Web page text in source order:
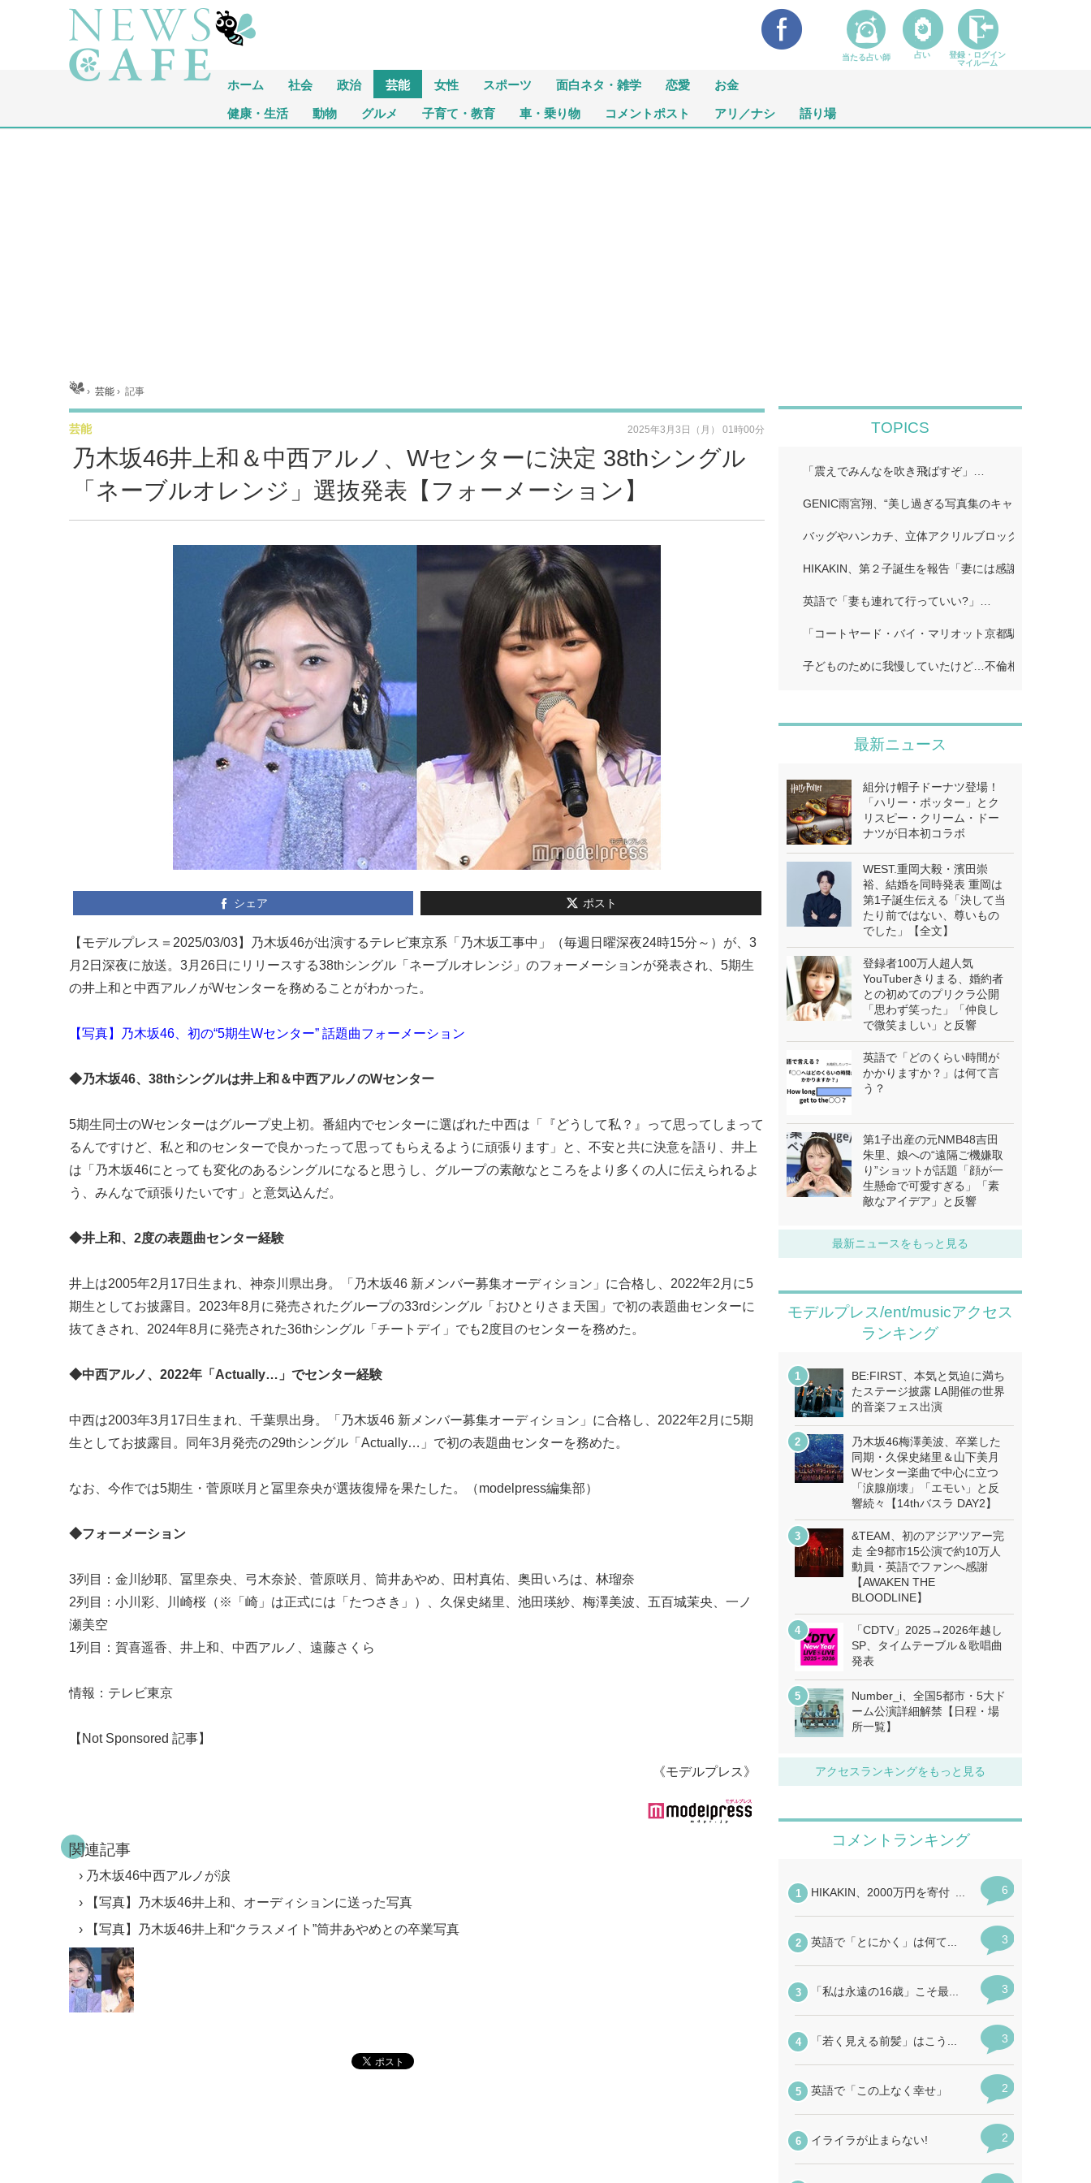
ホーム 社会 政治 芸能 女性 スポーツ 面白ネタ・雑学 恋愛 お金
健康・生活 動物 グルメ 子育て・教育 車・乗り物 コメントポスト アリ／ナシ 語り場
ホーム ›芸能 ›記事
乃木坂46井上和＆中西アルノ、Wセンターに決定 38thシングル
「ネーブルオレンジ」選抜発表【フォーメーション】
芸能 2025年3月3日（月） 01時00分
シェア ポスト
【モデルプレス＝2025/03/03】乃木坂46が出演するテレビ東京系「乃木坂工事中」（毎週日曜深夜24時15分～）が、3
月2日深夜に放送。3月26日にリリースする38thシングル「ネーブルオレンジ」のフォーメーションが発表され、5期生
の井上和と中西アルノがWセンターを務めることがわかった。
【写真】乃木坂46、初の“5期生Wセンター” 話題曲フォーメーション
◆乃木坂46、38thシングルは井上和＆中西アルノのWセンター
5期生同士のWセンターはグループ史上初。番組内でセンターに選ばれた中西は「『どうして私？』って思ってしまって
るんですけど、私と和のセンターで良かったって思ってもらえるように頑張ります」と、不安と共に決意を語り、井上
は「乃木坂46にとっても変化のあるシングルになると思うし、グループの素敵なところをより多くの人に伝えられるよ
う、みんなで頑張りたいです」と意気込んだ。
◆井上和、2度の表題曲センター経験
井上は2005年2月17日生まれ、神奈川県出身。「乃木坂46 新メンバー募集オーディション」に合格し、2022年2月に5
期生としてお披露目。2023年8月に発売されたグループの33rdシングル「おひとりさま天国」で初の表題曲センターに
抜てきされ、2024年8月に発売された36thシングル「チートデイ」でも2度目のセンターを務めた。
◆中西アルノ、2022年「Actually…」でセンター経験
中西は2003年3月17日生まれ、千葉県出身。「乃木坂46 新メンバー募集オーディション」に合格し、2022年2月に5期
生としてお披露目。同年3月発売の29thシングル「Actually…」で初の表題曲センターを務めた。
なお、今作では5期生・菅原咲月と冨里奈央が選抜復帰を果たした。（modelpress編集部）
◆フォーメーション
3列目：金川紗耶、冨里奈央、弓木奈於、菅原咲月、筒井あやめ、田村真佑、奥田いろは、林瑠奈
2列目：小川彩、川崎桜（※「崎」は正式には「たつさき」）、久保史緒里、池田瑛紗、梅澤美波、五百城茉央、一ノ
瀬美空
1列目：賀喜遥香、井上和、中西アルノ、遠藤さくら
情報：テレビ東京
【Not Sponsored 記事】
《モデルプレス》
関連記事
乃木坂46中西アルノが涙
【写真】乃木坂46井上和、オーディションに送った写真
【写真】乃木坂46井上和“クラスメイト”筒井あやめとの卒業写真
TOPICS
「震えでみんなを吹き飛ばすぞ」…
GENIC雨宮翔、“美し過ぎる写真集のキャッチコピーに
バッグやハンカチ、立体アクリルブロックなど!…
HIKAKIN、第２子誕生を報告「妻には感謝しかありま
英語で「妻も連れて行っていい?」…
「コートヤード・バイ・マリオット京都駅」…
子どものために我慢していたけど…不倫相手に「離婚
最新ニュース
組分け帽子ドーナツ登場！
「ハリー・ポッター」とク
リスピー・クリーム・ドー
ナツが日本初コラボ
WEST.重岡大毅・濱田崇
裕、結婚を同時発表 重岡は
第1子誕生伝える「決して当
たり前ではない、尊いもの
でした」【全文】
登録者100万人超人気
YouTuberきりまる、婚約者
との初めてのプリクラ公開
「思わず笑った」「仲良し
で微笑ましい」と反響
英語で「どのくらい時間が
かかりますか？」は何て言
う？
第1子出産の元NMB48吉田
朱里、娘への“遠隔ご機嫌取
り”ショットが話題「顔が一
生懸命で可愛すぎる」「素
敵なアイデア」と反響
最新ニュースをもっと見る
モデルプレス/ent/musicアクセス
ランキング
BE:FIRST、本気と気迫に満ち
たステージ披露 LA開催の世界
的音楽フェス出演
乃木坂46梅澤美波、卒業した
同期・久保史緒里＆山下美月
Wセンター楽曲で中心に立つ
「涙腺崩壊」「エモい」と反
響続々【14thバスラ DAY2】
&TEAM、初のアジアツアー完
走 全9都市15公演で約10万人
動員・英語でファンへ感謝
【AWAKEN THE
BLOODLINE】
「CDTV」2025→2026年越し
SP、タイムテーブル＆歌唱曲
発表
Number_i、全国5都市・5大ド
ーム公演詳細解禁【日程・場
所一覧】
アクセスランキングをもっと見る
当たる占い師 占い
登録・ログイン
マイルーム